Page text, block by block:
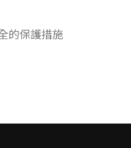
的保護措施